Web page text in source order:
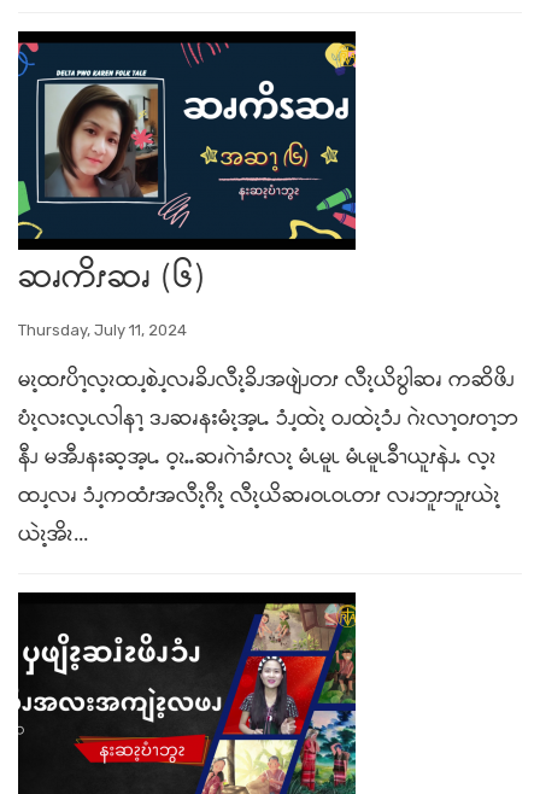
ဆၧကိၭဆၧ (၆)
Thursday, July 11, 2024
မၩ့ထၭပိၫ့လ့ၩထၪ့စဲၪ့လၧခိၪလီၩ့ခိၪအဖျဲၪတၭ လီၩ့ယိဎွါဆၧ ကဆိဖိၪ
ဎံၩ့လးလ့ၬလါနၫ့ ဒၪဆၧနးမံၩ့အ့ၬႉ ၥံၪ့ထဲၩ့ ဝၪထဲၩ့ၥံၪ ဂဲၩလၫ့ဝၭဝၫ့ဘ
နီၪ မအီၪနးဆ့အ့ၬႉ ဝ့ၩႉႉဆၧဂဲၫခံၭလၩ့ မံၬမူၬ မံၬမူၬခီၫယူၭနဲၪႉ လ့ၩ
ထၪ့လၧ ၥံၪ့ကထံၭအလီၩ့ဂီၩ့ လီၩ့ယိဆၧဝၬဝၬတၭ လၧဘူၭဘူၭယဲၩ့
ယဲၩ့အိၩ...